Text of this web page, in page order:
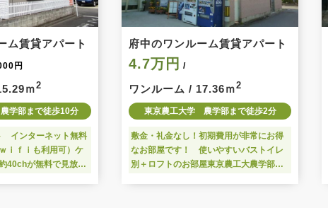
ム賃貸アパート
円
ｍ2
学部まで徒歩10分
インターネット無料
ｉｆｉも利用可）ケ
40chが無料で見放題
府中のワンルーム賃貸アパート
4.7万円 /
ワンルーム / 17.36ｍ2
東京農工大学 農学部まで徒歩2分
敷金・礼金なし！初期費用が非常にお得
なお部屋です！ 使いやすいバストイレ
別＋ロフトのお部屋東京農工大農学部よ